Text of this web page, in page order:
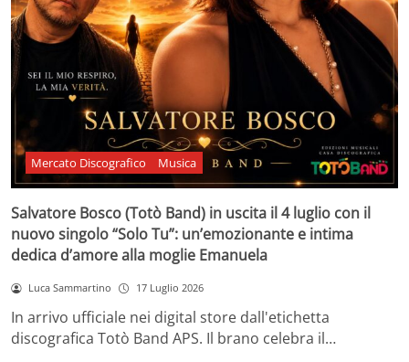
Mercato Discografico Musica
Salvatore Bosco (Totò Band) in uscita il 4 luglio con il
nuovo singolo “Solo Tu”: un’emozionante e intima
dedica d’amore alla moglie Emanuela
Luca Sammartino 17 Luglio 2026
In arrivo ufficiale nei digital store dall'etichetta
discografica Totò Band APS. Il brano celebra il…